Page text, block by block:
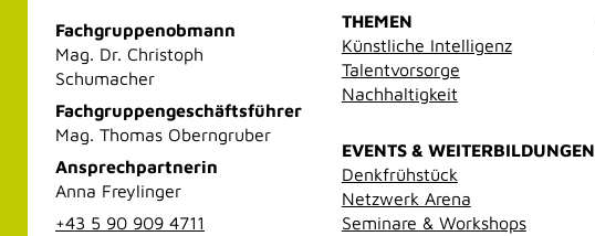
Fachgruppenobmann
Mag. Dr. Christoph
Schumacher
Fachgruppengeschäftsführer
Mag. Thomas Oberngruber
Ansprechpartnerin
Anna Freylinger
+43 5 90 909 4711
THEMEN
Künstliche Intelligenz
Talentvorsorge
Nachhaltigkeit
EVENTS & WEITERBILDUNGEN
Denkfrühstück
Netzwerk Arena
Seminare & Workshops